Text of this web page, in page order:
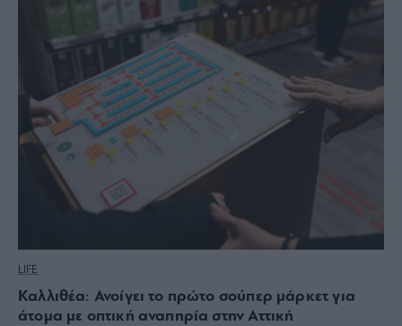
LIFE
Καλλιθέα: Ανοίγει το πρώτο σούπερ μάρκετ για
άτομα με οπτική αναπηρία στην Αττική